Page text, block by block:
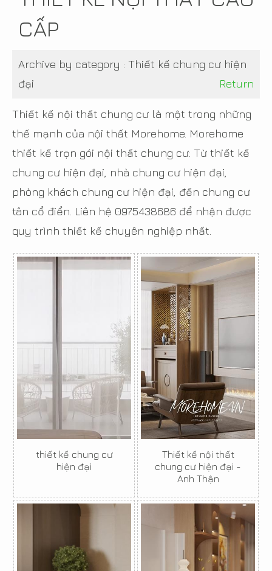
CẤP
Archive by category : Thiết kế chung cư hiện
đại
Return
Thiết kế nội thất chung cư là một trong những
thế mạnh của nội thất Morehome. Morehome
thiết kế trọn gói nội thất chung cư: Từ thiết kế
chung cư hiện đại, nhà chung cư hiện đại,
phòng khách chung cư hiện đại, đến chung cư
tân cổ điển. Liên hệ 0975438686 để nhận được
quy trình thiết kế chuyên nghiệp nhất.
thiết kế chung cư
hiện đại
Thiết kế nội thất
chung cư hiện đại -
Anh Thận